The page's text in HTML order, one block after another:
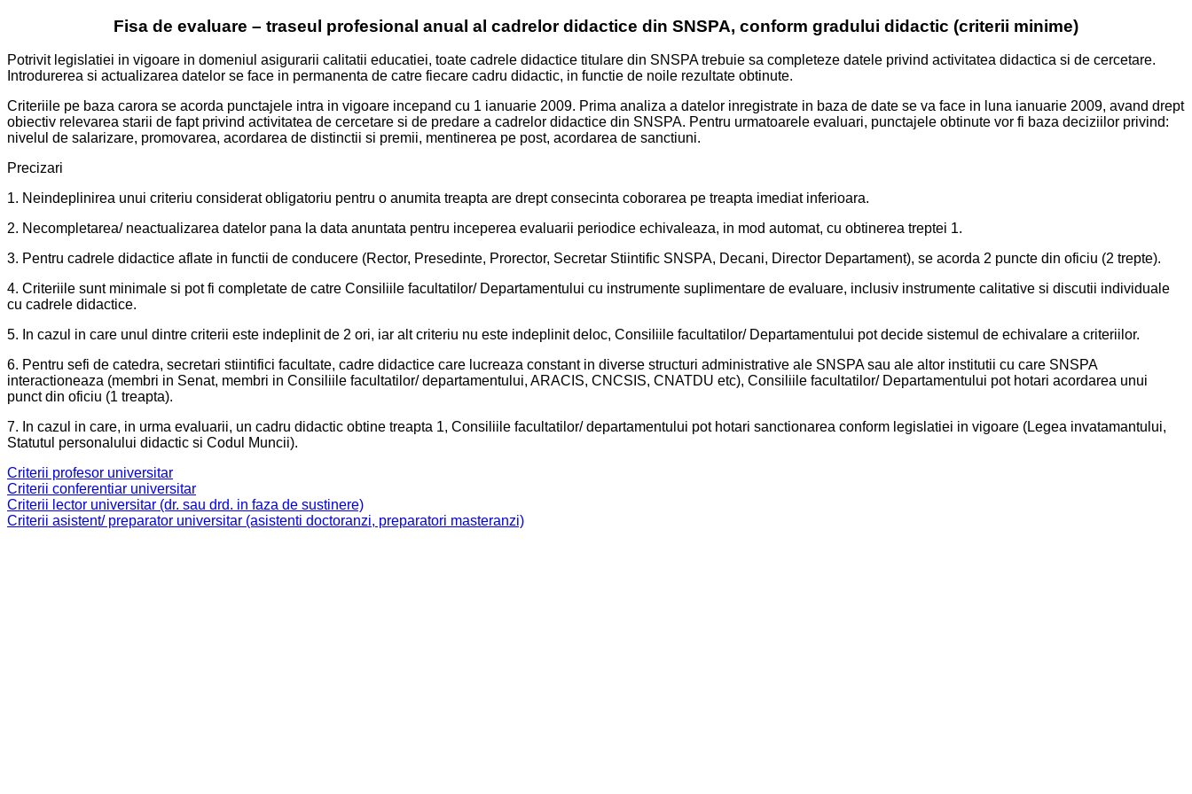
Fisa de evaluare – traseul profesional anual al cadrelor didactice din SNSPA, conform gradului didactic (criterii minime)
Potrivit legislatiei in vigoare in domeniul asigurarii calitatii educatiei, toate cadrele didactice titulare din SNSPA trebuie sa completeze datele privind activitatea didactica si de cercetare.
Introdurerea si actualizarea datelor se face in permanenta de catre fiecare cadru didactic, in functie de noile rezultate obtinute.
Criteriile pe baza carora se acorda punctajele intra in vigoare incepand cu 1 ianuarie 2009. Prima analiza a datelor inregistrate in baza de date se va face in luna ianuarie 2009, avand drept
obiectiv relevarea starii de fapt privind activitatea de cercetare si de predare a cadrelor didactice din SNSPA. Pentru urmatoarele evaluari, punctajele obtinute vor fi baza deciziilor privind:
nivelul de salarizare, promovarea, acordarea de distinctii si premii, mentinerea pe post, acordarea de sanctiuni.
Precizari
1. Neindeplinirea unui criteriu considerat obligatoriu pentru o anumita treapta are drept consecinta coborarea pe treapta imediat inferioara.
2. Necompletarea/ neactualizarea datelor pana la data anuntata pentru inceperea evaluarii periodice echivaleaza, in mod automat, cu obtinerea treptei 1.
3. Pentru cadrele didactice aflate in functii de conducere (Rector, Presedinte, Prorector, Secretar Stiintific SNSPA, Decani, Director Departament), se acorda 2 puncte din oficiu (2 trepte).
4. Criteriile sunt minimale si pot fi completate de catre Consiliile facultatilor/ Departamentului cu instrumente suplimentare de evaluare, inclusiv instrumente calitative si discutii individuale
cu cadrele didactice.
5. In cazul in care unul dintre criterii este indeplinit de 2 ori, iar alt criteriu nu este indeplinit deloc, Consiliile facultatilor/ Departamentului pot decide sistemul de echivalare a criteriilor.
6. Pentru sefi de catedra, secretari stiintifici facultate, cadre didactice care lucreaza constant in diverse structuri administrative ale SNSPA sau ale altor institutii cu care SNSPA
interactioneaza (membri in Senat, membri in Consiliile facultatilor/ departamentului, ARACIS, CNCSIS, CNATDU etc), Consiliile facultatilor/ Departamentului pot hotari acordarea unui
punct din oficiu (1 treapta).
7. In cazul in care, in urma evaluarii, un cadru didactic obtine treapta 1, Consiliile facultatilor/ departamentului pot hotari sanctionarea conform legislatiei in vigoare (Legea invatamantului,
Statutul personalului didactic si Codul Muncii).
Criterii profesor universitar
Criterii conferentiar universitar
Criterii lector universitar (dr. sau drd. in faza de sustinere)
Criterii asistent/ preparator universitar (asistenti doctoranzi, preparatori masteranzi)